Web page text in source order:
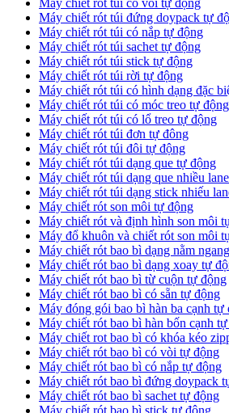
Máy chiết rót túi đứng doypack tự
Máy chiết rót túi có nắp tự động
Máy chiết rót túi sachet tự động
Máy chiết rót túi stick tự động
Máy chiết rót túi rời tự động
Máy chiết rót túi có hình dạng đặc
Máy chiết rót túi có móc treo tự động
Máy chiết rót túi có lổ treo tự động
Máy chiết rót túi đơn tự đông
Máy chiết rót túi đôi tự động
Máy chiết rót túi dạng que tự động
Máy chiết rót túi dạng que nhiều
Máy chiết rót túi dạng stick nhiếu
Máy chiết rót son môi tự động
Máy chiết rót và định hình son môi
Máy đổ khuôn và chiết rót son môi
Máy chiết rót bao bì dạng nằm
Máy chiết rót bao bì dạng xoay tự
Máy chiết rót bao bì từ cuộn tự động
Máy chiết rót bao bì có sẵn tự động
Máy đóng gói bao bì hàn ba cạnh tự
Máy chiết rót bao bì hàn bốn cạnh
Máy chiết rot bao bì có khóa kéo
Máy chiết rót bao bì có vòi tự động
Máy chiết rót bao bì có nắp tự động
Máy chiết rót bao bì đứng doypack
Máy chiết rót bao bì sachet tự động
Máy chiết rót bao bì stick tự động